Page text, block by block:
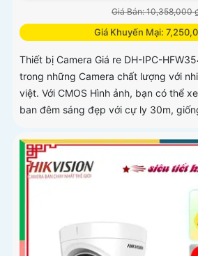
Giá Bán: 10,358,000
Giá Khuyến Mại:
Thiết bị Camera Giá re DH-IPC-
trong những Camera chất lượng với
việt. Với CMOS Hình ảnh, bạn có thể
ban đêm sáng đẹp với cự ly 30m,